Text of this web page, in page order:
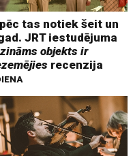
tas notiek šeit un
JRT iestudējuma
objekts ir
recenzija